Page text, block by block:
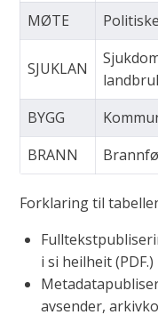
MØTE
SJUKLAN
BYGG
BRANN
Forklaring til
i si heilheit (PDF.)
avsender,